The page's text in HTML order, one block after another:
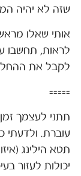
שזה לא יהיה
אותי שאלו
לראות, תחשבו
לקבל את
=====
תתני לעצמך
עוברת. ולדעתי
תטא הילינג
יכולות לעזור